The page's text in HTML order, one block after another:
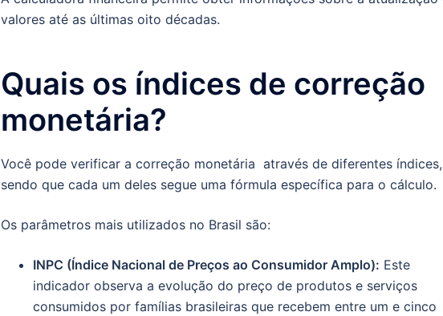
valores até as últimas oito décadas.
Quais os índices de correção
monetária?
Você pode verificar a correção monetária através de diferentes índices,
sendo que cada um deles segue uma fórmula específica para o cálculo.
Os parâmetros mais utilizados no Brasil são:
INPC (Índice Nacional de Preços ao Consumidor Amplo): Este
indicador observa a evolução do preço de produtos e serviços
consumidos por famílias brasileiras que recebem entre um e cinco